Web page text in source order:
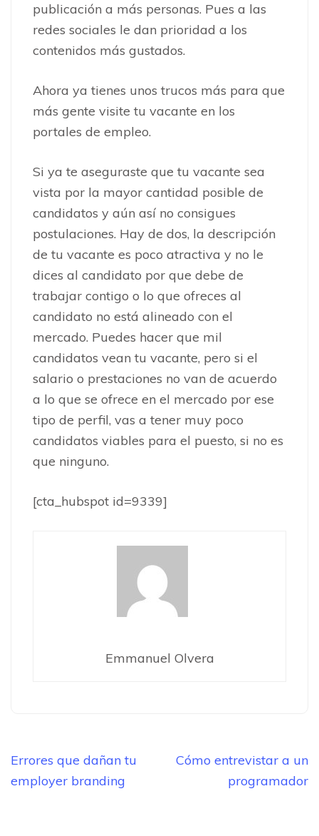
publicación a más personas. Pues a las
redes sociales le dan prioridad a los
contenidos más gustados.
Ahora ya tienes unos trucos más para que
más gente visite tu vacante en los
portales de empleo.
Si ya te aseguraste que tu vacante sea
vista por la mayor cantidad posible de
candidatos y aún así no consigues
postulaciones. Hay de dos, la descripción
de tu vacante es poco atractiva y no le
dices al candidato por que debe de
trabajar contigo o lo que ofreces al
candidato no está alineado con el
mercado. Puedes hacer que mil
candidatos vean tu vacante, pero si el
salario o prestaciones no van de acuerdo
a lo que se ofrece en el mercado por ese
tipo de perfil, vas a tener muy poco
candidatos viables para el puesto, si no es
que ninguno.
[cta_hubspot id=9339]
Emmanuel Olvera
Navegación
de
Errores que dañan tu
employer branding
Cómo entrevistar a un
programador